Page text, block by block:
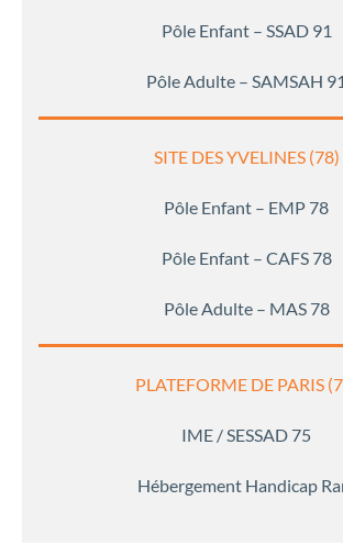
Pôle Enfant – SSAD 91
Pôle Adulte – SAMSAH 91
SITE DES YVELINES (78)
Pôle Enfant – EMP 78
Pôle Enfant – CAFS 78
Pôle Adulte – MAS 78
PLATEFORME DE PARIS
IME / SESSAD 75
Hébergement Handicap